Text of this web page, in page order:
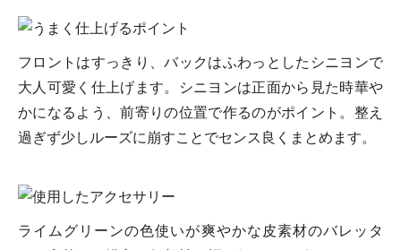
フロントはすっきり、バックはふわっとしたシニヨンで
大人可愛く仕上げます。シニヨンは正面から見た時華や
かになるよう、前寄りの位置で作るのがポイント。整え
過ぎず少しルーズに崩すことでセンス良くまとめます。
ライムグリーンの色使いが爽やかな皮素材のバレッタ